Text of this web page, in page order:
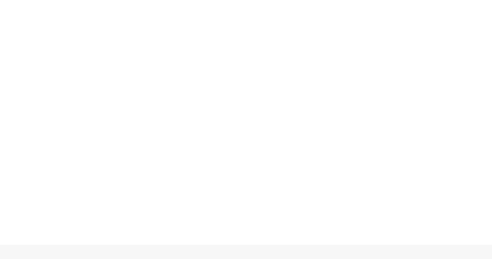
The ground floor apartment is part of
Willemsparkweg. The building was
Klinkhamer. Together with the
Renaissance design, with Dordrecht
decorated gables. Klinkhamer